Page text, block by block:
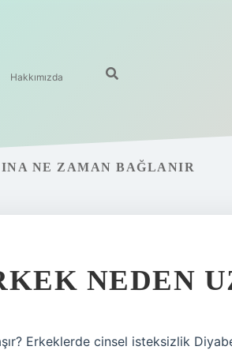
Hakkımızda
NE ZAMAN BAĞLANIR
NEDEN
Erkeklerde cinsel isteksizlik